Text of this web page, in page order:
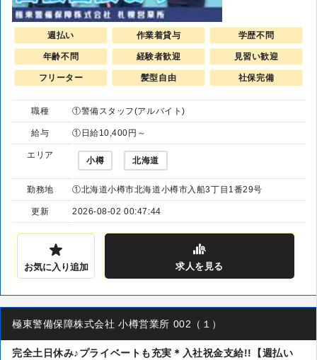
週払い 作業着貸与 学歴不問
年齢不問 経験者歓迎 見習い歓迎
フリーター 髪型自由 社保完備
職種 ①警備スタッフ(アルバイト)
給与 ①日給10,400円～
エリア
小樽 北海道
勤務地 ①北海道小樽市北海道小樽市入船3丁目1番29号
更新 2026-08-02 00:47:44
お気に入り追加 求人 を見る
極東警備保障株式会社 小樽営業所 002（１）
完全土日休み♪プライベートも充実＊入社祝金支給!!【週払い